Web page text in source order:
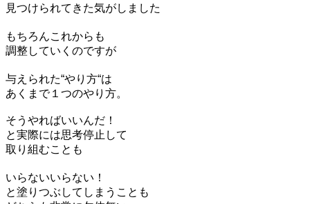
見つけられてきた気がしました
もちろんこれからも
調整していくのですが
与えられた“やり方“は
あくまで１つのやり方。
そうやればいいんだ！
と実際には思考停止して
取り組むことも
いらないいらない！
と塗りつぶしてしまうことも